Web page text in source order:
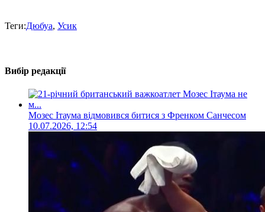
Теги:Дюбуа, Усик
Вибір редакції
Мозес Ітаума відмовився битися з Френком Санчесом
10.07.2026, 12:54